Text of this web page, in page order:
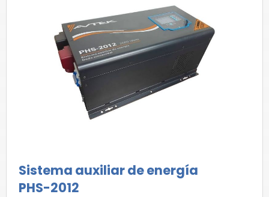
Sistema auxiliar de energía
PHS-2012